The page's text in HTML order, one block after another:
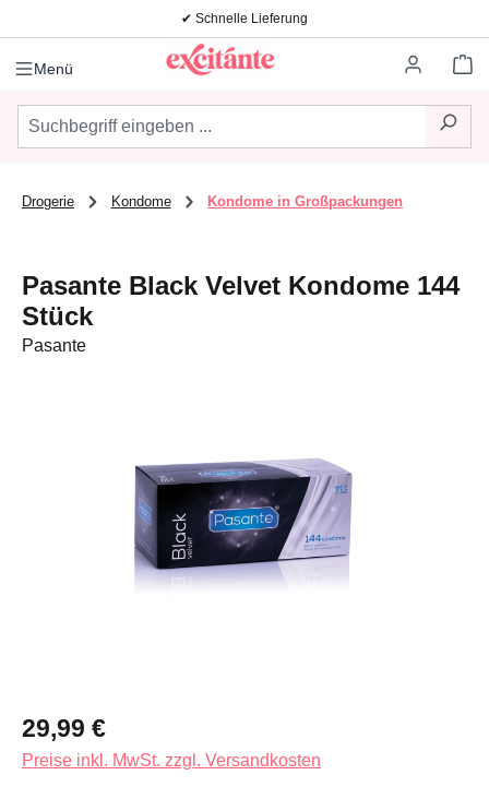
Zum Hauptinhalt springen✔ Schnelle Lieferung
Menü
Drogerie Kondome Kondome in Großpackungen
Pasante Black Velvet Kondome 144
Stück
Pasante
Regulärer Preis:
29,99 €
Preise inkl. MwSt. zzgl. Versandkosten